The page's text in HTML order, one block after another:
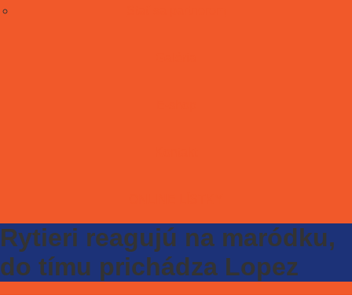
Rytieri reagujú na maródku,
do tímu prichádza Lopez